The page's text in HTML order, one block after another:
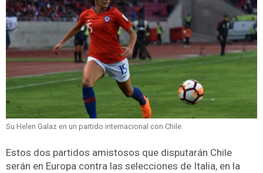
Su Helen Galaz en un partido internacional con Chile.
Estos dos partidos amistosos que disputarán Chile
serán en Europa contra las selecciones de Italia, en la